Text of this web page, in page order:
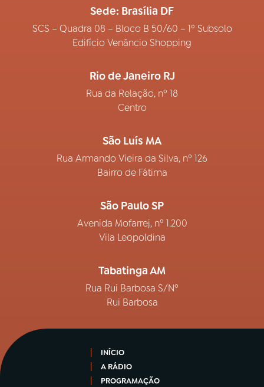
Sede: Brasília DF
SCS – Quadra 08 – Bloco B 50/60 – 1º Subsolo
Edifício Venâncio Shopping
Rio de Janeiro RJ
Rua da Relação, nº 18
Centro
São Luís MA
Rua Armando Vieira da Silva, nº 126
Bairro de Fátima
São Paulo SP
Avenida Mofarrej, nº 1.200
Vila Leopoldina
Tabatinga AM
Rua Rui Barbosa S/Nº
Rui Barbosa
INÍCIO
A RÁDIO
PROGRAMAÇÃO